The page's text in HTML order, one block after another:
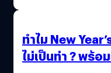
ทำไม New
ไม่เป็นท่า ? พร้อ